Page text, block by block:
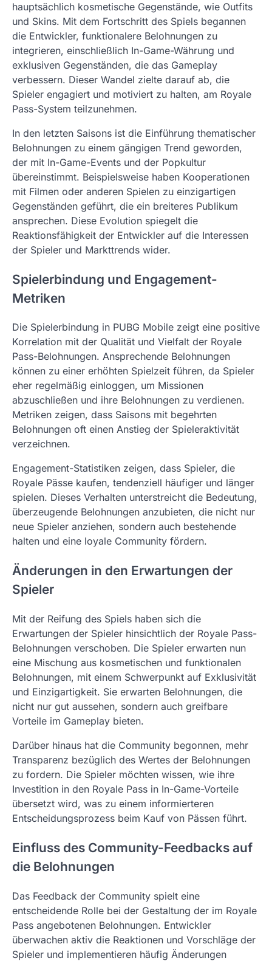
hauptsächlich kosmetische Gegenstände, wie Outfits
und Skins. Mit dem Fortschritt des Spiels begannen
die Entwickler, funktionalere Belohnungen zu
integrieren, einschließlich In-Game-Währung und
exklusiven Gegenständen, die das Gameplay
verbessern. Dieser Wandel zielte darauf ab, die
Spieler engagiert und motiviert zu halten, am Royale
Pass-System teilzunehmen.
In den letzten Saisons ist die Einführung thematischer
Belohnungen zu einem gängigen Trend geworden,
der mit In-Game-Events und der Popkultur
übereinstimmt. Beispielsweise haben Kooperationen
mit Filmen oder anderen Spielen zu einzigartigen
Gegenständen geführt, die ein breiteres Publikum
ansprechen. Diese Evolution spiegelt die
Reaktionsfähigkeit der Entwickler auf die Interessen
der Spieler und Markttrends wider.
Spielerbindung und Engagement-
Metriken
Die Spielerbindung in PUBG Mobile zeigt eine positive
Korrelation mit der Qualität und Vielfalt der Royale
Pass-Belohnungen. Ansprechende Belohnungen
können zu einer erhöhten Spielzeit führen, da Spieler
eher regelmäßig einloggen, um Missionen
abzuschließen und ihre Belohnungen zu verdienen.
Metriken zeigen, dass Saisons mit begehrten
Belohnungen oft einen Anstieg der Spieleraktivität
verzeichnen.
Engagement-Statistiken zeigen, dass Spieler, die
Royale Pässe kaufen, tendenziell häufiger und länger
spielen. Dieses Verhalten unterstreicht die Bedeutung,
überzeugende Belohnungen anzubieten, die nicht nur
neue Spieler anziehen, sondern auch bestehende
halten und eine loyale Community fördern.
Änderungen in den Erwartungen der
Spieler
Mit der Reifung des Spiels haben sich die
Erwartungen der Spieler hinsichtlich der Royale Pass-
Belohnungen verschoben. Die Spieler erwarten nun
eine Mischung aus kosmetischen und funktionalen
Belohnungen, mit einem Schwerpunkt auf Exklusivität
und Einzigartigkeit. Sie erwarten Belohnungen, die
nicht nur gut aussehen, sondern auch greifbare
Vorteile im Gameplay bieten.
Darüber hinaus hat die Community begonnen, mehr
Transparenz bezüglich des Wertes der Belohnungen
zu fordern. Die Spieler möchten wissen, wie ihre
Investition in den Royale Pass in In-Game-Vorteile
übersetzt wird, was zu einem informierteren
Entscheidungsprozess beim Kauf von Pässen führt.
Einfluss des Community-Feedbacks auf
die Belohnungen
Das Feedback der Community spielt eine
entscheidende Rolle bei der Gestaltung der im Royale
Pass angebotenen Belohnungen. Entwickler
überwachen aktiv die Reaktionen und Vorschläge der
Spieler und implementieren häufig Änderungen